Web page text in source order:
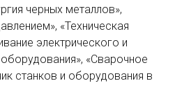
черных металлов»,
«Техническая
электрического и
«Сварочное
станков и оборудования в